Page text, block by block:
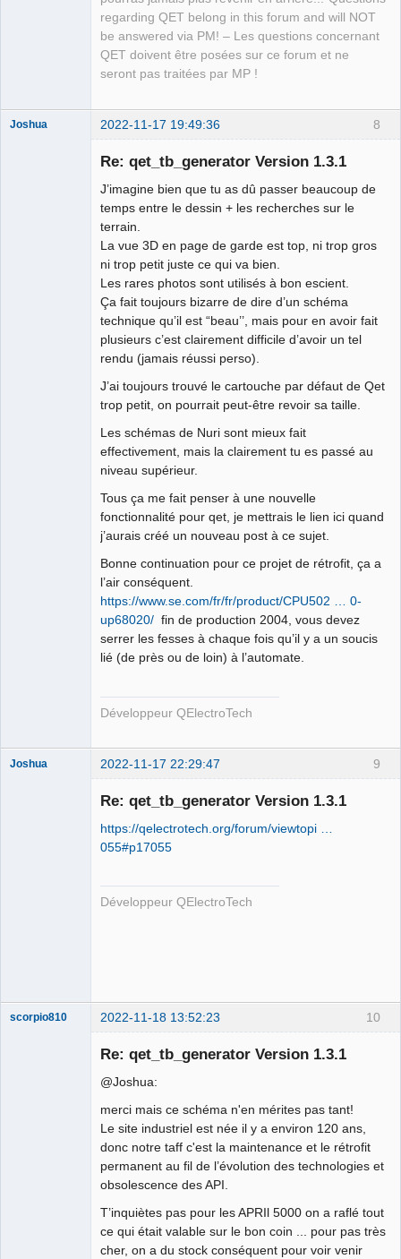
regarding QET belong in this forum and will NOT
be answered via PM! – Les questions concernant
QET doivent être posées sur ce forum et ne
seront pas traitées par MP !
8
Joshua 2022-11-17 19:49:36
Re: qet_tb_generator Version 1.3.1
J’imagine bien que tu as dû passer beaucoup de
temps entre le dessin + les recherches sur le
terrain.
La vue 3D en page de garde est top, ni trop gros
ni trop petit juste ce qui va bien.
Les rares photos sont utilisés à bon escient.
Ça fait toujours bizarre de dire d’un schéma
technique qu’il est “beau’’, mais pour en avoir fait
plusieurs c’est clairement difficile d’avoir un tel
rendu (jamais réussi perso).
J’ai toujours trouvé le cartouche par défaut de Qet
trop petit, on pourrait peut-être revoir sa taille.
Les schémas de Nuri sont mieux fait
effectivement, mais la clairement tu es passé au
niveau supérieur.
Tous ça me fait penser à une nouvelle
fonctionnalité pour qet, je mettrais le lien ici quand
j’aurais créé un nouveau post à ce sujet.
Bonne continuation pour ce projet de rétrofit, ça a
l’air conséquent.
https://www.se.com/fr/fr/product/CPU502 … 0-
up68020/ fin de production 2004, vous devez
serrer les fesses à chaque fois qu’il y a un soucis
lié (de près ou de loin) à l’automate.
Développeur QElectroTech
9
Joshua 2022-11-17 22:29:47
Re: qet_tb_generator Version 1.3.1
https://qelectrotech.org/forum/viewtopi …
055#p17055
Développeur QElectroTech
10
scorpio810 2022-11-18 13:52:23
Re: qet_tb_generator Version 1.3.1
@Joshua:
merci mais ce schéma n'en mérites pas tant!
Le site industriel est née il y a environ 120 ans,
donc notre taff c'est la maintenance et le rétrofit
permanent au fil de l’évolution des technologies et
obsolescence des API.
T’inquiètes pas pour les APRIl 5000 on a raflé tout
ce qui était valable sur le bon coin ... pour pas très
cher, on a du stock conséquent pour voir venir